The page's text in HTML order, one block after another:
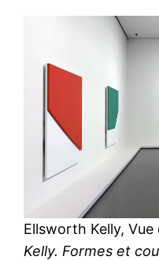
Ellsworth Kelly, Vue
Kelly. Formes et